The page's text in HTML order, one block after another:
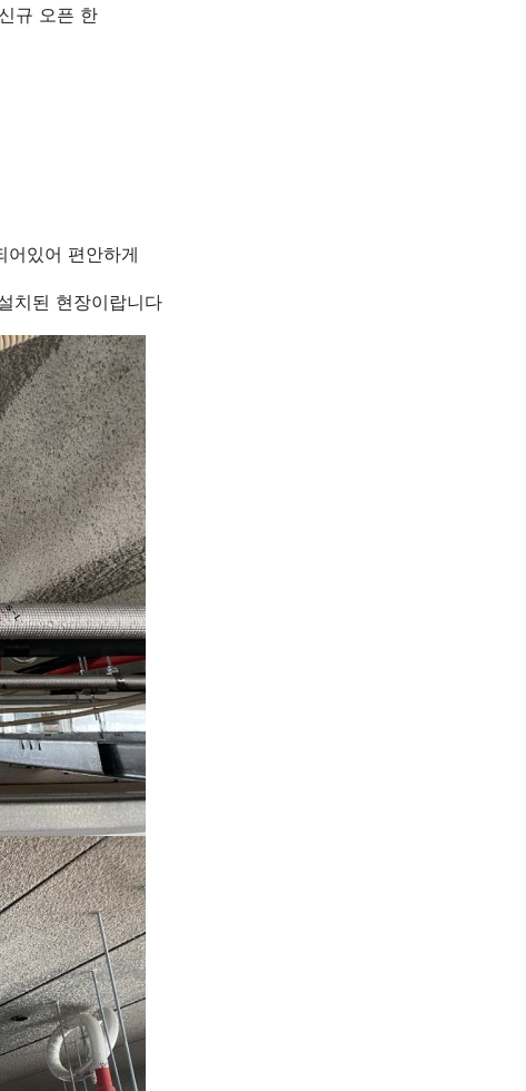
규 오픈 한
어있어 편안하게
치된 현장이랍니다